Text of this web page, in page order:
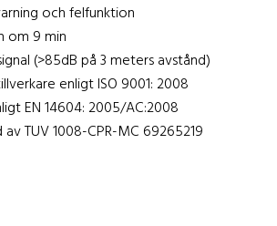
och felfunktion
om 9 min
(>85dB på 3 meters avstånd)
enligt ISO 9001: 2008
EN 14604: 2005/AC:2008
TUV 1008-CPR-MC 69265219